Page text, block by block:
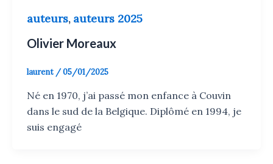
auteurs, auteurs 2025
Olivier Moreaux
laurent /05/01/2025
Né en 1970, j’ai passé mon enfance à Couvin
dans le sud de la Belgique. Diplômé en 1994, je
suis engagé